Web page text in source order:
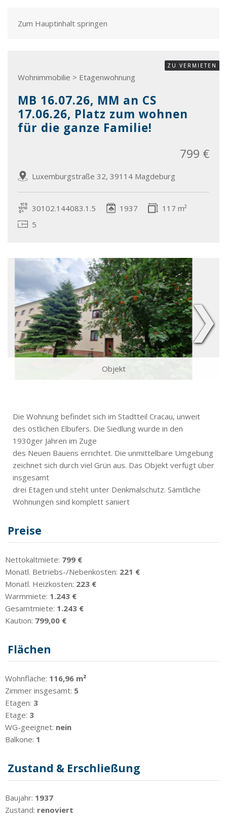
Zum Hauptinhalt springen
Wohnimmobilie > Etagenwohnung
ZU VERMIETEN
MB 16.07.26, MM an CS
17.06.26, Platz zum wohnen
für die ganze Familie!
Luxemburgstraße 32, 39114 Magdeburg
799 €
30102.144083.1.5 1937
117 m²
5
Objekt
❯
Die Wohnung befindet sich im Stadtteil Cracau, unweit
des östlichen Elbufers. Die Siedlung wurde in den
1930ger Jahren im Zuge
des Neuen Bauens errichtet. Die unmittelbare Umgebung
zeichnet sich durch viel Grün aus. Das Objekt verfügt über
insgesamt
drei Etagen und steht unter Denkmalschutz. Sämtliche
Wohnungen sind komplett saniert
Preise
Nettokaltmiete: 799 €
Monatl. Betriebs-/Nebenkosten: 221 €
Monatl. Heizkosten: 223 €
Warmmiete: 1.243 €
Gesamtmiete: 1.243 €
Kaution: 799,00 €
Flächen
Wohnfläche: 116,96 m²
Zimmer insgesamt: 5
Etagen: 3
Etage: 3
WG-geeignet: nein
Balkone: 1
Zustand & Erschließung
Baujahr: 1937
Zustand: renoviert